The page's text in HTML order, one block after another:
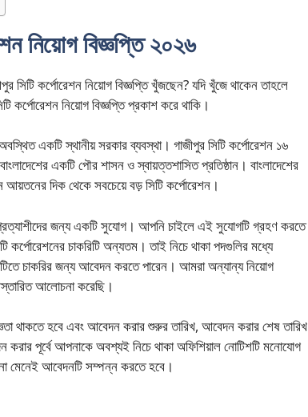
নিয়োগ বিজ্ঞপ্তি ২০২৬
সিটি কর্পোরেশন নিয়োগ বিজ্ঞপ্তি খুঁজছেন? যদি খুঁজে থাকেন তাহলে
কর্পোরেশন নিয়োগ বিজ্ঞপ্তি প্রকাশ করে থাকি।
একটি স্থানীয় সরকার ব্যবস্থা। গাজীপুর সিটি কর্পোরেশন ১৬
একটি পৌর শাসন ও স্বায়ত্তশাসিত প্রতিষ্ঠান। বাংলাদেশের
আয়তনের দিক থেকে সবচেয়ে বড় সিটি কর্পোরেশন।
জন্য একটি সুযোগ। আপনি চাইলে এই সুযোগটি গ্রহণ করতে
কর্পোরেশনের চাকরিটি অন্যতম। তাই নিচে থাকা পদগুলির মধ্যে
চাকরির জন্য আবেদন করতে পারেন। আমরা অন্যান্য নিয়োগ
আলোচনা করেছি।
থাকতে হবে এবং আবেদন করার শুরুর তারিখ, আবেদন করার শেষ তারিখ
পূর্বে আপনাকে অবশ্যই নিচে থাকা অফিশিয়াল নোটিশটি মনোযোগ
মেনেই আবেদনটি সম্পন্ন করতে হবে।